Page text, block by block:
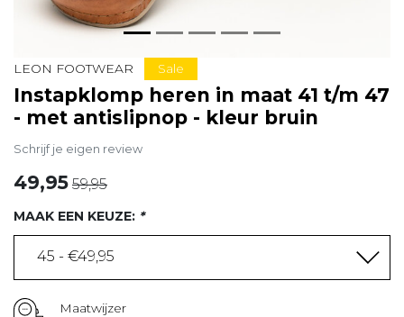
LEON FOOTWEAR Sale
Instapklomp heren in maat 41 t/m 47
- met antislipnop - kleur bruin
Schrijf je eigen review
49,95 59,95
MAAK EEN KEUZE: *
45 - €49,95
Maatwijzer